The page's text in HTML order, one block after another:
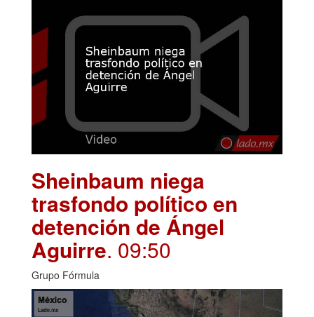
Sheinbaum niega
trasfondo político en
detención de Ángel
Aguirre. 09:50
Grupo Fórmula